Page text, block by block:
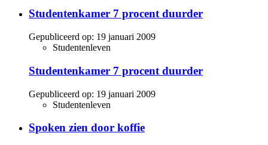
Studentenkamer 7 procent duurder
Gepubliceerd op: 19 januari 2009
Studentenleven
Studentenkamer 7 procent duurder
Gepubliceerd op: 19 januari 2009
Studentenleven
Spoken zien door koffie